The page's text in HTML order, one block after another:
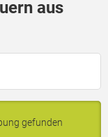
aus
gefunden